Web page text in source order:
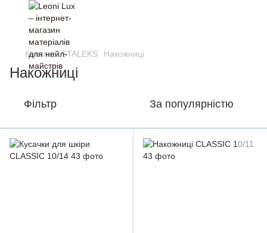
Каталог STALEKS Накожниці
Накожниці
Фільтр За популярністю